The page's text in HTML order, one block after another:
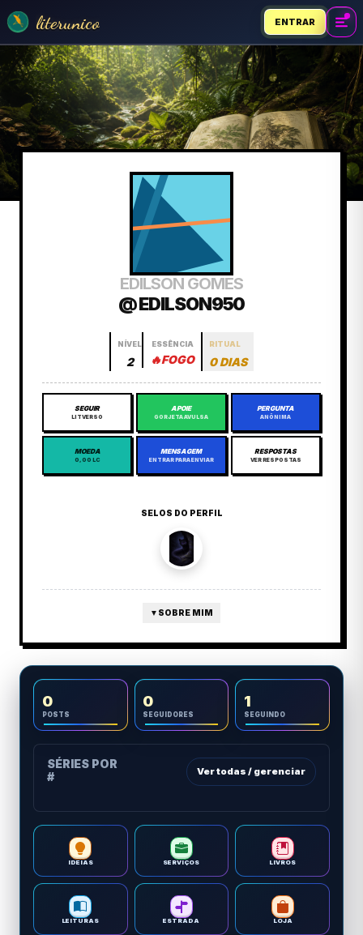
literunico ENTRAR
EDILSON GOMES
@ EDILSON950
NÍVEL
2
ESSÊNCIA
🔥FOGO
RITUAL
0 DIAS
SEGUIR
LITVERSO
APOIE
GORJETA AVULSA
PERGUNTA
ANÔNIMA
MOEDA
0,00 LC
MENSAGEM
ENTRAR PARA ENVIAR
RESPOSTAS
VER RESPOSTAS
SELOS DO PERFIL
▼ SOBRE MIM
0
POSTS
0
SEGUIDORES
1
SEGUINDO
SÉRIES POR
#
Ver todas / gerenciar
IDEIAS SERVIÇOS LIVROS
LEITURAS ESTRADA LOJA